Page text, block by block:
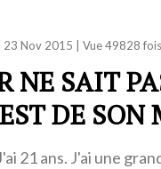
23 Nov 2015 Vue 49828 fois
NE SAIT
DE SON
21 ans. J'ai une